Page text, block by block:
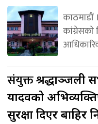
काठमाडौं
संयुक्तश्रद्धाञ्जली
यादवको
सुरक्षा दिएर बाहिर